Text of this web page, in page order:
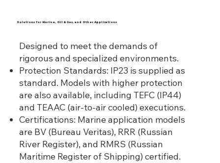
Solutions for Marine, Oil & Gas, and Other Applications
Designed to meet the demands of
rigorous and specialized environments.
Protection Standards: IP23 is supplied as
standard. Models with higher protection
are also available, including TEFC (IP44)
and TEAAC (air-to-air cooled) executions.
Certifications: Marine application models
are BV (Bureau Veritas), RRR (Russian
River Register), and RMRS (Russian
Maritime Register of Shipping) certified.